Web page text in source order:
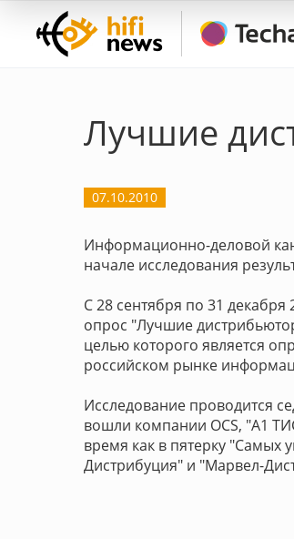
Лучшие
07.10.2010
Информационно-деловой
начале исследования
С 28 сентября по 31 декабря
опрос "Лучшие
целью которого является
российском рынке
Исследование проводится
вошли компании OCS, "А1
время как в пятерку "Самых
Дистрибуция" и "Марвел-